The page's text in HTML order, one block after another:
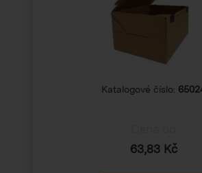
Katalogové číslo:
63,83 Kč